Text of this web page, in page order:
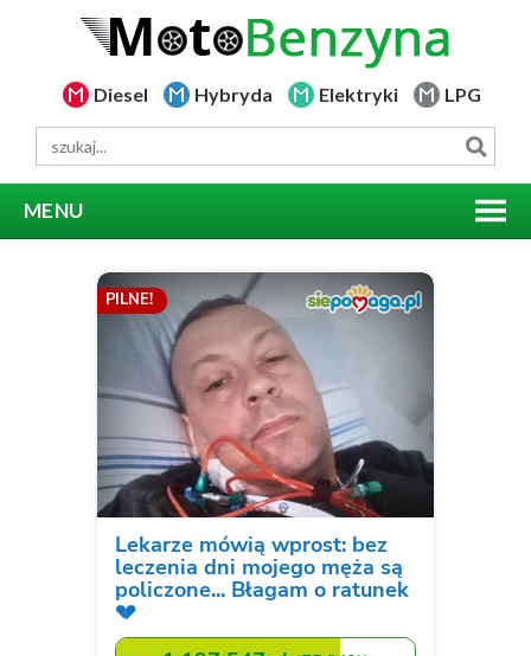
Diesel Hybryda Elektryki LPG
MENU